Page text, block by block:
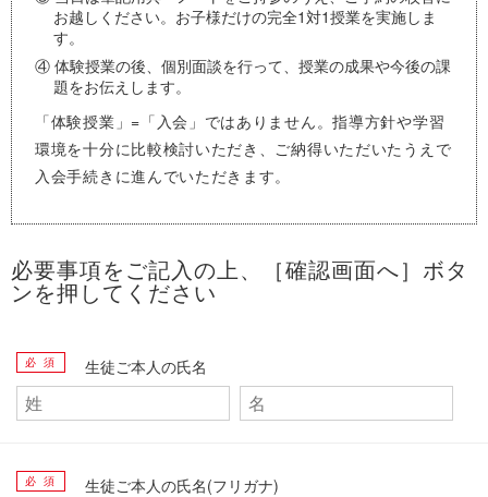
お越しください。お子様だけの完全1対1授業を実施しま
す。
④ 体験授業の後、個別面談を行って、授業の成果や今後の課
題をお伝えします。
「体験授業」=「入会」ではありません。指導方針や学習
環境を十分に比較検討いただき、ご納得いただいたうえで
入会手続きに進んでいただきます。
必要事項をご記入の上、［確認画面へ］ボタ
ンを押してください
生徒ご本人の氏名
必 須
生徒ご本人の氏名(フリガナ)
必 須